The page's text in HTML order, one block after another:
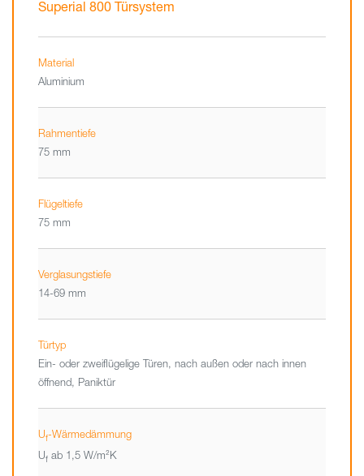
Superial 800 Türsystem
Material
Aluminium
Rahmentiefe
75 mm
Flügeltiefe
75 mm
Verglasungstiefe
14-69 mm
Türtyp
Ein- oder zweiflügelige Türen, nach außen oder nach innen
öffnend, Paniktür
Uf-Wärmedämmung
Uf ab 1,5 W/m²K